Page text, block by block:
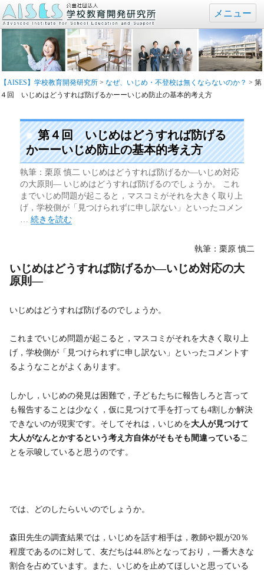
メニュー
【AISES】学校教育開発研究所 > なぜ、いじめ・不登校は無くならないのか？ > 第
４回 いじめはどうすれば防げるかーーいじめ防止の基本的考え方
第４回 いじめはどうすれば防げる
かーーいじめ防止の基本的考え方
執筆：栗原 慎二 いじめはどうすれば防げるか―いじめ対応
の大原則― いじめはどうすれば防げるのでしょうか。 これ
までいじめ問題が起こると，マスコミがそれを大きく取り上
げ，学校側が「見つけられずに申し訳ない」といったコメン
…“第４回 いじめはどうすれば防げるかーーいじめ防止の基本
続きを読む
執筆：栗原 慎二
いじめはどうすれば防げるか―いじめ対応の大
原則―
いじめはどうすれば防げるのでしょうか。
これまでいじめ問題が起こると，マスコミがそれを大きく取り上
げ，学校側が「見つけられずに申し訳ない」といったコメントす
るようなことがよくあります。
しかし，いじめの発見は困難で，子どもたちに報告しろと言って
も報告することは少なく，仮に見つけて手を打っても4割しか解決
できないのが現実です。そしてそれは，いじめを大人が見つけて
大人がなんとかするという考え方自体がそもそも間違っている こ
とを示唆していると思うのです。
では、どのしたらいいのでしょうか。
森田先生の調査結果では，いじめを話す相手は，教師や親が20％
程度であるのに対して、友だちは44.8%となっており，一番大きな
割合を占めています。また、いじめを止めてほしいと思っている